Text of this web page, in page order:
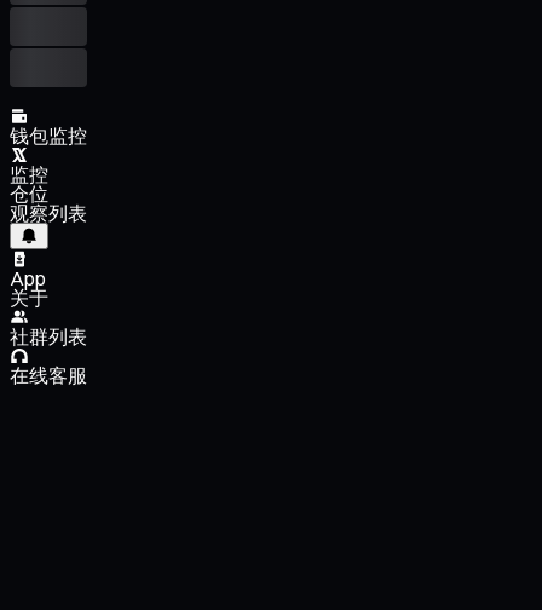
钱包监控
监控
仓位
观察列表
App
关于
社群列表
在线客服